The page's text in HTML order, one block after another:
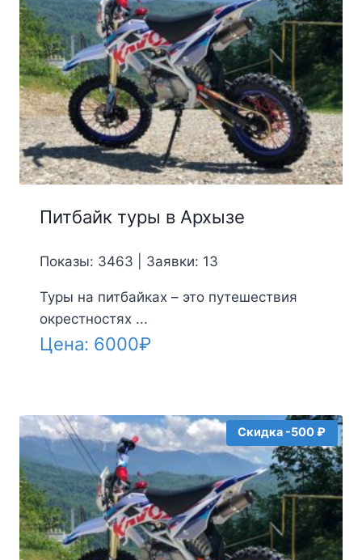
Питбайк туры в Архызе
Показы: 3463 | Заявки: 13
Туры на питбайках – это путешествия
окрестностях ...
Цена: 6000₽
Скидка -500 ₽